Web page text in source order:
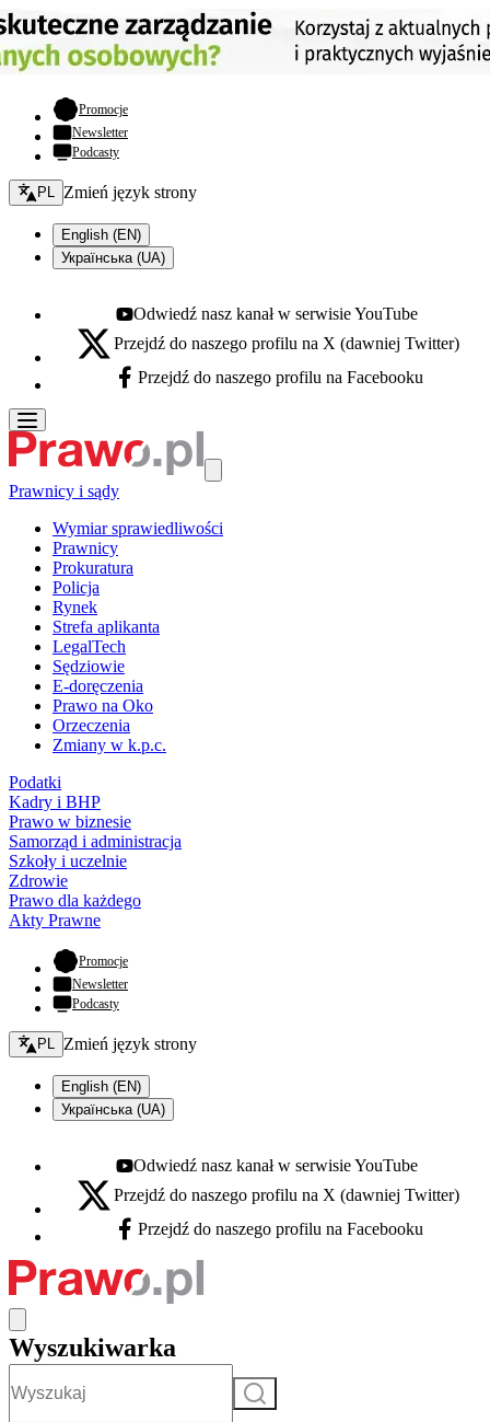
Promocje- otwiera się w nowej karcie
Newsletter
Podcasty
Zmień język - bieżący:
PL Zmień język strony
English (EN)
Українська (UA)
Youtube - otwiera się w nowej karcie
Odwiedź nasz kanał w serwisie YouTube
X - otwiera się w nowej karcie
Przejdź do naszego profilu na X (dawniej Twitter)
Facebook - otwiera się w nowej karcie
Przejdź do naszego profilu na Facebooku
Prawnicy i sądy
Wymiar sprawiedliwości
Prawnicy
Prokuratura
Policja
Rynek
Strefa aplikanta
LegalTech
Sędziowie
E-doręczenia
Prawo na Oko
Orzeczenia
Zmiany w k.p.c.
Podatki
Kadry i BHP
Prawo w biznesie
Samorząd i administracja
Szkoły i uczelnie
Zdrowie
Prawo dla każdego
Akty Prawne
Promocje- otwiera się w nowej karcie
Newsletter
Podcasty
Zmień język - bieżący:
PL Zmień język strony
English (EN)
Українська (UA)
Youtube - otwiera się w nowej karcie
Odwiedź nasz kanał w serwisie YouTube
X - otwiera się w nowej karcie
Przejdź do naszego profilu na X (dawniej Twitter)
Facebook - otwiera się w nowej karcie
Przejdź do naszego profilu na Facebooku
Wyszukiwarka
Szukaj